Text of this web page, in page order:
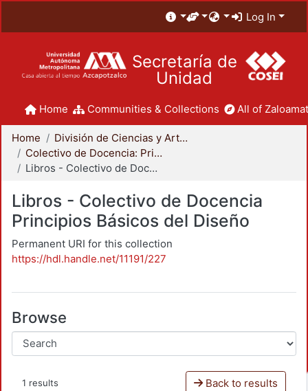
Log In
Secretaría de
Unidad
Home Communities & Collections All of
Home
División de Ciencias y Artes para el Diseño
Colectivo de Docencia: Principios Básicos del Diseño
Libros - Colectivo de Docencia Principios Básicos del Diseño
Libros - Colectivo de Docencia
Principios Básicos del Diseño
Permanent URI for this collection
https://hdl.handle.net/11191/227
Browse
1 results Back to results